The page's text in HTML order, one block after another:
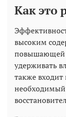
Как это
высоким
повышающей
удерживать
также входит
необходимый